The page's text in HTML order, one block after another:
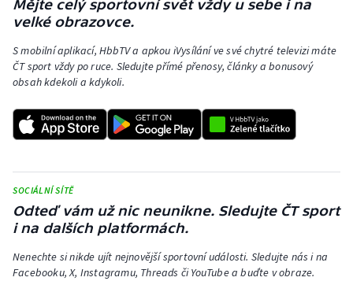
Mějte celý sportovní svět vždy u sebe i na
velké obrazovce.
S mobilní aplikací, HbbTV a apkou iVysílání ve své chytré televizi máte
ČT sport vždy po ruce. Sledujte přímé přenosy, články a bonusový
obsah kdekoli a kdykoli.
SOCIÁLNÍ SÍTĚ
Odteď vám už nic neunikne. Sledujte ČT sport
i na dalších platformách.
Nenechte si nikde ujít nejnovější sportovní události. Sledujte nás i na
Facebooku, X, Instagramu, Threads či YouTube a buďte v obraze.